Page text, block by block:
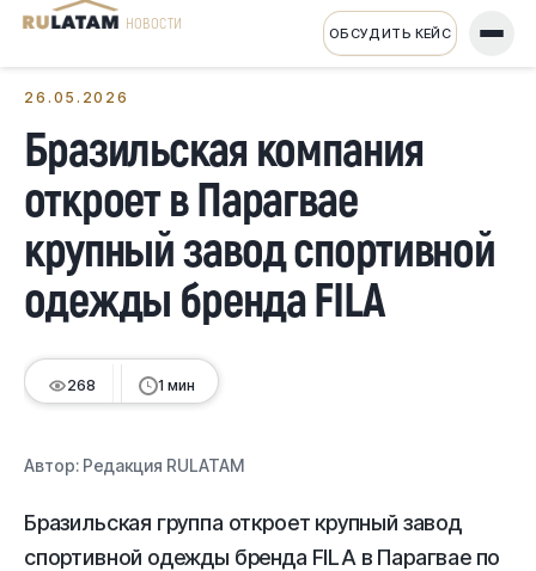
НОВОСТИ ОБСУДИТЬ КЕЙС
26.05.2026
Бразильская компания
откроет в Парагвае
крупный завод спортивной
одежды бренда FILA
268 1 мин
Автор: Редакция RULATAM
Бразильская группа откроет крупный завод
спортивной одежды бренда FILA в Парагвае по